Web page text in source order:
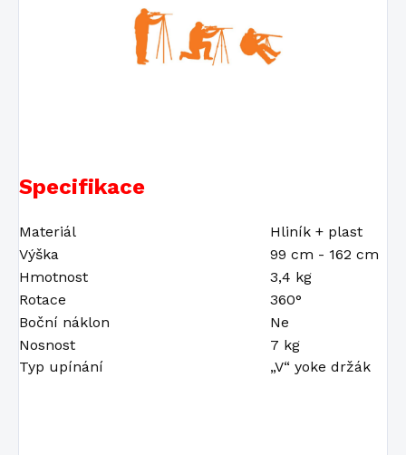
Specifikace
Materiál
Hliník + plast
Výška
99 cm - 162 cm
Hmotnost
3,4 kg
Rotace
360°
Boční náklon
Ne
Nosnost
7 kg
Typ upínání
„V“ yoke držák